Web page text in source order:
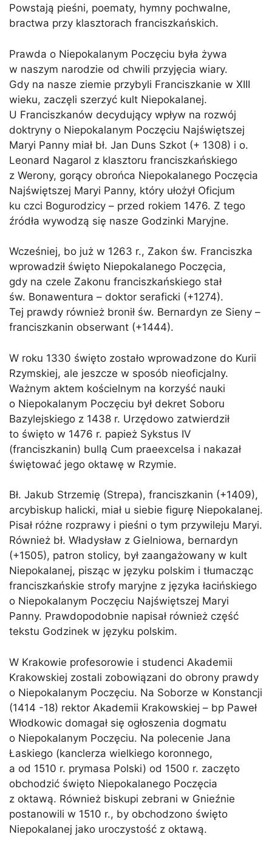
Powstają pieśni, poematy, hymny pochwalne,
bractwa przy klasztorach franciszkańskich.
Prawda o Niepokalanym Poczęciu była żywa
w naszym narodzie od chwili przyjęcia wiary.
Gdy na nasze ziemie przybyli Franciszkanie w XIII
wieku, zaczęli szerzyć kult Niepokalanej.
U Franciszkanów decydujący wpływ na rozwój
doktryny o Niepokalanym Poczęciu Najświętszej
Maryi Panny miał bł. Jan Duns Szkot (+ 1308) i o.
Leonard Nagarol z klasztoru franciszkańskiego
z Werony, gorący obrońca Niepokalanego Poczęcia
Najświętszej Maryi Panny, który ułożył Oficjum
ku czci Bogurodzicy – przed rokiem 1476. Z tego
źródła wywodzą się nasze Godzinki Maryjne.
Wcześniej, bo już w 1263 r., Zakon św. Franciszka
wprowadził święto Niepokalanego Poczęcia,
gdy na czele Zakonu franciszkańskiego stał
św. Bonawentura – doktor seraficki (+1274).
Tej prawdy również bronił św. Bernardyn ze Sieny –
franciszkanin obserwant (+1444).
W roku 1330 święto zostało wprowadzone do Kurii
Rzymskiej, ale jeszcze w sposób nieoficjalny.
Ważnym aktem kościelnym na korzyść nauki
o Niepokalanym Poczęciu był dekret Soboru
Bazylejskiego z 1438 r. Urzędowo zatwierdził
to święto w 1476 r. papież Sykstus IV
(franciszkanin) bullą Cum praeexcelsa i nakazał
świętować jego oktawę w Rzymie.
Bł. Jakub Strzemię (Strepa), franciszkanin (+1409),
arcybiskup halicki, miał u siebie figurę Niepokalanej.
Pisał różne rozprawy i pieśni o tym przywileju Maryi.
Również bł. Władysław z Gielniowa, bernardyn
(+1505), patron stolicy, był zaangażowany w kult
Niepokalanej, pisząc w języku polskim i tłumacząc
franciszkańskie strofy maryjne z języka łacińskiego
o Niepokalanym Poczęciu Najświętszej Maryi
Panny. Prawdopodobnie napisał również część
tekstu Godzinek w języku polskim.
W Krakowie profesorowie i studenci Akademii
Krakowskiej zostali zobowiązani do obrony prawdy
o Niepokalanym Poczęciu. Na Soborze w Konstancji
(1414 -18) rektor Akademii Krakowskiej – bp Paweł
Włodkowic domagał się ogłoszenia dogmatu
o Niepokalanym Poczęciu. Na polecenie Jana
Łaskiego (kanclerza wielkiego koronnego,
a od 1510 r. prymasa Polski) od 1500 r. zaczęto
obchodzić święto Niepokalanego Poczęcia
z oktawą. Również biskupi zebrani w Gnieźnie
postanowili w 1510 r., by obchodzono święto
Niepokalanej jako uroczystość z oktawą.